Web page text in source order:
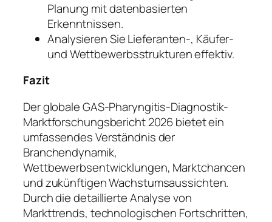
Planung mit datenbasierten
Erkenntnissen.
Analysieren Sie Lieferanten-, Käufer-
und Wettbewerbsstrukturen effektiv.
Fazit
Der globale GAS-Pharyngitis-Diagnostik-
Marktforschungsbericht 2026 bietet ein
umfassendes Verständnis der
Branchendynamik,
Wettbewerbsentwicklungen, Marktchancen
und zukünftigen Wachstumsaussichten.
Durch die detaillierte Analyse von
Markttrends, technologischen Fortschritten,